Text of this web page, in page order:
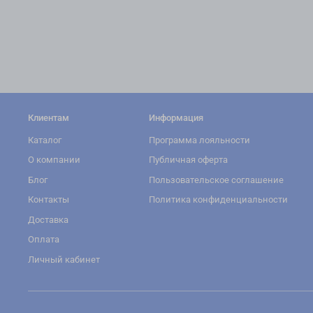
Клиентам
Каталог
О компании
Блог
Контакты
Доставка
Оплата
Личный кабинет
Информация
Программа лояльности
Публичная оферта
Пользовательское соглашение
Политика конфиденциальности